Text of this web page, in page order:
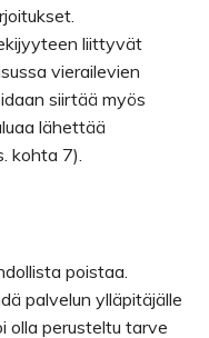
liittyvät
vierailevien
siirtää myös
lähettää
kohta 7).
poistaa.
palvelun ylläpitäjälle
olla perusteltu tarve